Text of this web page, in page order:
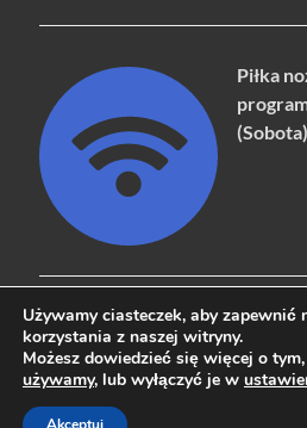
Piłka
Copyright © 2026naziemna.info -
Używamy ciasteczek, aby zapewnić
korzystania z naszej witryny.
Możesz dowiedzieć się więcej o tym,
używamy, lub wyłączyć je w